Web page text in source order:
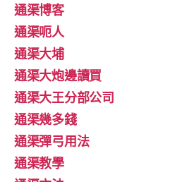
通渠博客
通渠呃人
通渠大埔
通渠大炮邊讀買
通渠大王分部公司
通渠幾多錢
通渠彈弓用法
通渠教學